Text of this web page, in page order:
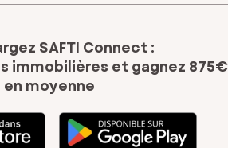
SAFTI Connect :
immobilières et gagnez 875€
en moyenne